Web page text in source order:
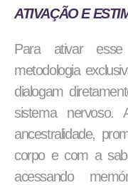
ATIVAÇÃO E
Para ativar
metodologia
dialogam
sistema nervoso.
ancestralidade,
corpo e com a
acessando